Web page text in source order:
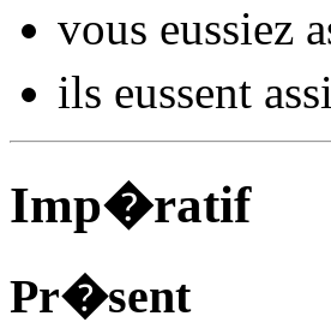
vous eussiez
ils eussent
Imp�ratif
Pr�sent